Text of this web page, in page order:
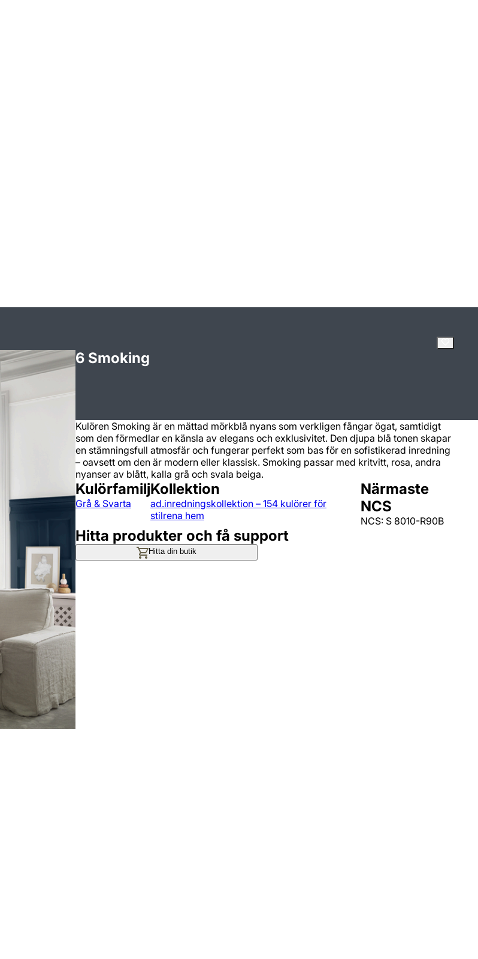
6 Smoking
Kulören Smoking är en mättad mörkblå nyans som verkligen fångar ögat, samtidigt
som den förmedlar en känsla av elegans och exklusivitet. Den djupa blå tonen skapar
en stämningsfull atmosfär och fungerar perfekt som bas för en sofistikerad inredning
– oavsett om den är modern eller klassisk. Smoking passar med kritvitt, rosa, andra
nyanser av blått, kalla grå och svala beiga.
Kulörfamilj
Grå & Svarta
Kollektion
ad.inredningskollektion – 154 kulörer för
stilrena hem
Närmaste
NCS
NCS: S 8010-R90B
Hitta produkter och få support
Hitta din butik